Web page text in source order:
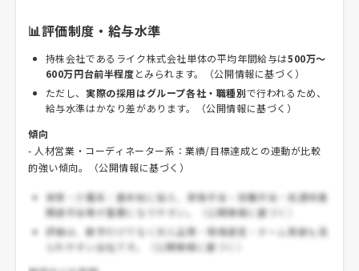
📊評価制度・給与水準
持株会社であるライク株式会社単体の平均年間給与は500万～
600万円台前半程度とみられます。（公開情報に基づく）
ただし、 実際の採用はグループ各社・職種別で行われるため、
給与水準はかなり差があります。（公開情報に基づく）
傾向
- 人材営業・コーディネーター系：業績/目標達成との連動が比較
的強い傾向。（公開情報に基づく）
保育・介護系：基本給に加え、資格手当・役職手当・処遇改善
関連手当等が重要になりやすい。（公開情報に基づく）
評価は、数字だけでなく対人品質・現場運営・チーム貢献も見
られやすい会社です。（公開情報に基づく）